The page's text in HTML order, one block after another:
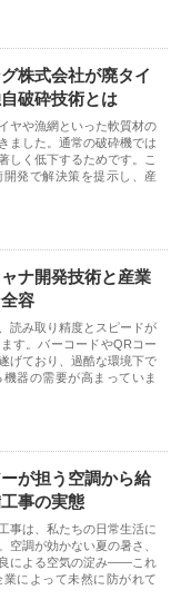
株式会社が廃タイ
破砕技術とは
ヤや漁網といった軟質材の
ました。通常の破砕機では
しく低下するためです。こ
発で解決策を提示し、産
ナ開発技術と産業
容
読み取り精度とスピードが
す。バーコードやQRコー
げており、過酷な環境下で
器の需要が高まっていま
が担う空調から給
事の実態
事は、私たちの日常生活に
空調が効かない夏の暑さ、
による空気の淀み――これ
によって未然に防がれて